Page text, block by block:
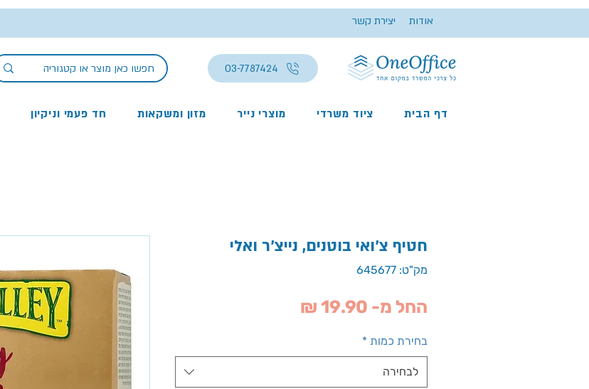
יצירת קשר אודות
03-7787424
דף הבית ציוד משרדי מוצרי נייר מזון ומשקאות חד פעמי וניקיון
חטיף צ'ואי בוטנים, נייצ'ר ואלי
מק"ט: 645677
החל מ- 19.90 ₪
בחירת כמות *
לבחירה